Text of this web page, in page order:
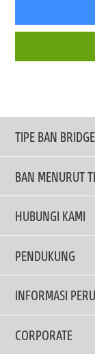
TIPE BAN
TRUCKS & BUSES
BAN MENURUT
Ban ENLITEN
Ban Performa
Ban Touring
Ban Hemat
HUBUNGI KAMI
Email Kami
PENDUKUNG
Privacy Policy
Terms Of Use
INFORMASI
Mengapa
CORPORATE